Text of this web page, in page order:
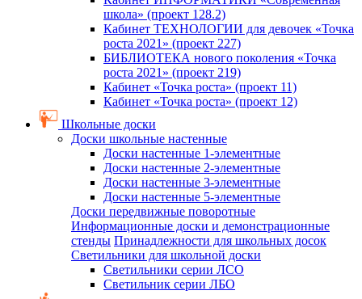
школа» (проект 128.2)
Кабинет ТЕХНОЛОГИИ для девочек «Точка
роста 2021» (проект 227)
БИБЛИОТЕКА нового поколения «Точка
роста 2021» (проект 219)
Кабинет «Точка роста» (проект 11)
Кабинет «Точка роста» (проект 12)
Школьные доски
Доски школьные настенные
Доски настенные 1-элементные
Доски настенные 2-элементные
Доски настенные 3-элементные
Доски настенные 5-элементные
Доски передвижные поворотные
Информационные доски и демонстрационные
стенды Принадлежности для школьных досок
Светильники для школьной доски
Светильники серии ЛСО
Светильник серии ЛБО